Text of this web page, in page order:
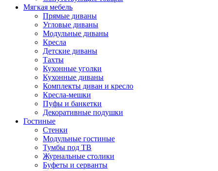
Мягкая мебель
Прямые диваны
Угловые диваны
Модульные диваны
Кресла
Детские диваны
Тахты
Кухонные уголки
Кухонные диваны
Комплекты диван и кресло
Кресла-мешки
Пуфы и банкетки
Декоративные подушки
Гостиные
Стенки
Модульные гостиные
Тумбы под ТВ
Журнальные столики
Буфеты и серванты